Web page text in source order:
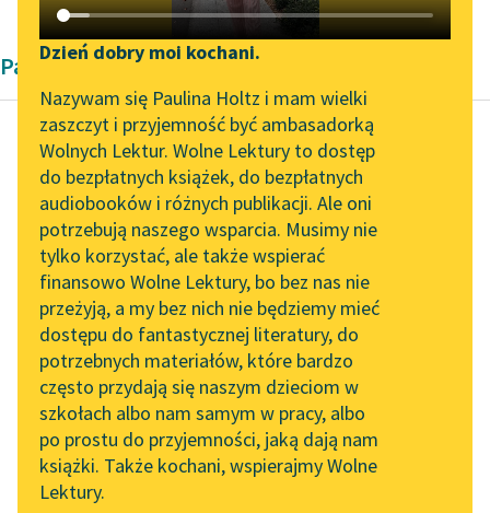
Katalog DAISY
Podkasty o książkach
Zgłoś brak utworu
Aktualności
Byliśmy częścią AI Impact
Lab
Zapraszamy na spotkanie
online z tłumaczkami
literatury skandynawskiej
Spotkanie z Katarzyną
Tunkiel w Oslo
Wolne Lektury na 32.
Pol’and’Rock Festivalu
„Kochanek Lady
Chatterley” do słuchania
na Wolnych Lekturach
Narzędzia
Mapa Wolnych Lektur
Leśmianator
Przewodnik dla piszących i
czytających
API
OAI-PMH
Widget Wolnych Lektur
Przypisy
Dzień dobry moi kochani.
Nazywam się Paulina Holtz i mam wielki
zaszczyt i przyjemność być ambasadorką
Wolnych Lektur. Wolne Lektury to dostęp
do bezpłatnych książek, do bezpłatnych
audiobooków i różnych publikacji. Ale oni
potrzebują naszego wsparcia. Musimy nie
tylko korzystać, ale także wspierać
finansowo Wolne Lektury, bo bez nas nie
przeżyją, a my bez nich nie będziemy mieć
dostępu do fantastycznej literatury, do
potrzebnych materiałów, które bardzo
często przydają się naszym dzieciom w
szkołach albo nam samym w pracy, albo
po prostu do przyjemności, jaką dają nam
książki. Także kochani, wspierajmy Wolne
Lektury.
Pamiętnik
Noemi Szac-Wajnkranc
Przeminęło z
ogniem
Dzieci, które w dzień
bawiły się, nie pojmując
grozy sytuacji, teraz
milkną i siedzą
cichutko...
Czytaj więcej